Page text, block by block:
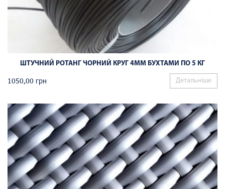
ШТУЧНИЙ РОТАНГ ЧОРНИЙ КРУГ 4ММ БУХТАМИ ПО 5 КГ
1050,00 грн Детальніше